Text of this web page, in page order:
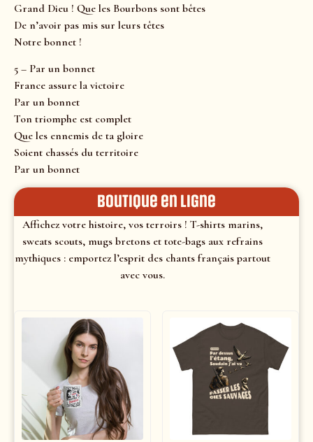
Grand Dieu ! Que les Bourbons sont bêtes
De n’avoir pas mis sur leurs têtes
Notre bonnet !
5 – Par un bonnet
France assure la victoire
Par un bonnet
Ton triomphe est complet
Que les ennemis de ta gloire
Soient chassés du territoire
Par un bonnet
Boutique en ligne
Affichez votre histoire, vos terroirs ! T-shirts marins,
sweats scouts, mugs bretons et tote-bags aux refrains
mythiques : emportez l’esprit des chants français partout
avec vous.